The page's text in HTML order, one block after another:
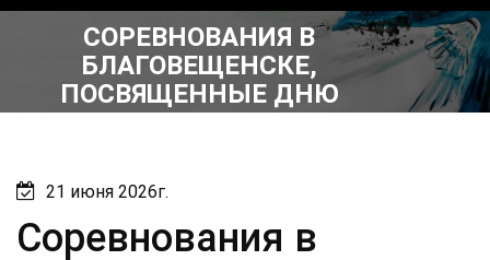
скрыть
навигацию
СОРЕВНОВАНИЯ В
БЛАГОВЕЩЕНСКЕ,
ПОСВЯЩЕННЫЕ ДНЮ
РОССИИ
21 июня 2026г.
Соревнования в